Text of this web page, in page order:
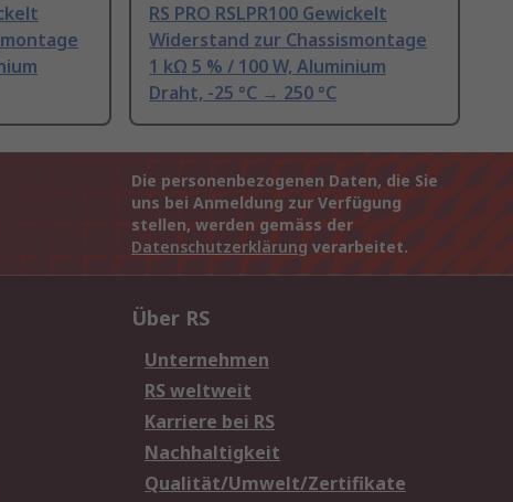
RS PRO RSLPR100 Gewickelt
Widerstand zur Chassismontage
1 kΩ 5 % / 100 W, Aluminium
Draht, -25 °C → 250 °C
Die personenbezogenen Daten, die Sie
uns bei Anmeldung zur Verfügung
stellen, werden gemäss der
Datenschutzerklärung verarbeitet.
Über RS
Unternehmen
RS weltweit
Karriere bei RS
Nachhaltigkeit
Qualität/Umwelt/Zertifikate